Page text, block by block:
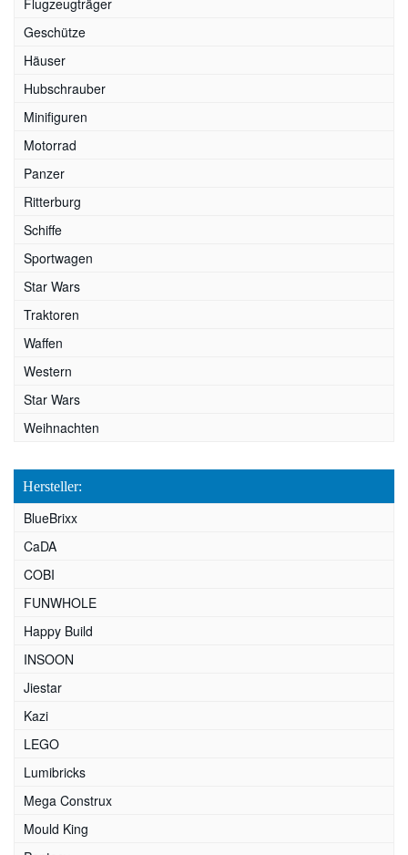
Flugzeugträger
Geschütze
Häuser
Hubschrauber
Minifiguren
Motorrad
Panzer
Ritterburg
Schiffe
Sportwagen
Star Wars
Traktoren
Waffen
Western
Star Wars
Weihnachten
Hersteller:
BlueBrixx
CaDA
COBI
FUNWHOLE
Happy Build
INSOON
Jiestar
Kazi
LEGO
Lumibricks
Mega Construx
Mould King